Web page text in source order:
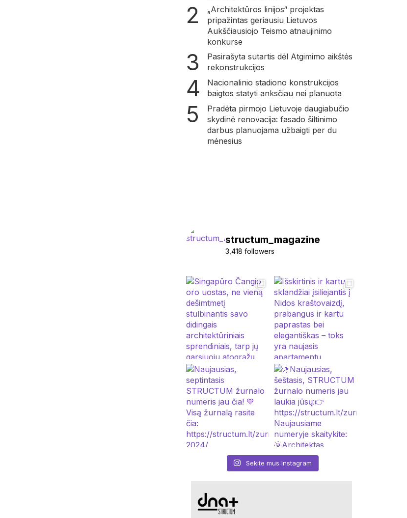
„Architektūros linijos“ projektas
pripažintas geriausiu Lietuvos
Aukščiausiojo Teismo atnaujinimo
konkurse
Pasirašyta sutartis dėl Atgimimo aikštės
rekonstrukcijos
Nacionalinio stadiono konstrukcijos
baigtos statyti anksčiau nei planuota
Pradėta pirmojo Lietuvoje daugiabučio
skydinė renovacija: fasado šiltinimo
darbus planuojama užbaigti per du
mėnesius
structum_magazine
3,418 followers
Sekite mus Instagram